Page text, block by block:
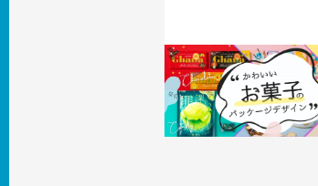
かわいいお菓子のパッケ
ン〜おいしさと魅力を伝え
ジ、作ります！〜
2024.10.25 事例